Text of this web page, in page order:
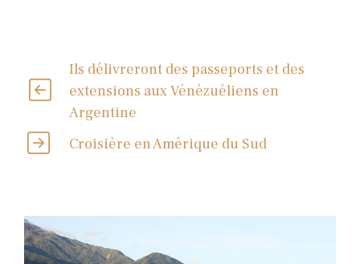
Ils délivreront des passeports et des
extensions aux Vénézuéliens en
Argentine
Croisière en Amérique du Sud